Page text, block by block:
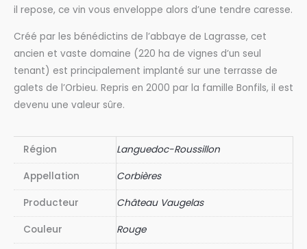
il repose, ce vin vous enveloppe alors d’une tendre caresse.
Créé par les bénédictins de l’abbaye de Lagrasse, cet
ancien et vaste domaine (220 ha de vignes d’un seul
tenant) est principalement implanté sur une terrasse de
galets de l’Orbieu. Repris en 2000 par la famille Bonfils, il est
devenu une valeur sûre.
Région Languedoc-Roussillon
Appellation Corbières
Producteur Château Vaugelas
Couleur Rouge